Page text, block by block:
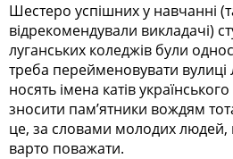
Шестеро успішних у навчанні
відрекомендували викладачі)
луганських коледжів були
треба перейменовувати вулиці
носять імена катів
зносити пам’ятники вождям
це, за словами молодих людей,
варто поважати.